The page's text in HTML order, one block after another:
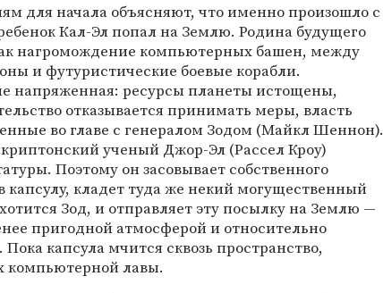
для начала объясняют, что именно произошло с
Кал-Эл попал на Землю. Родина будущего
нагромождение компьютерных башен, между
и футуристические боевые корабли.
напряженная: ресурсы планеты истощены,
отказывается принимать меры, власть
во главе с генералом Зодом (Майкл Шеннон).
ученый Джор-Эл (Рассел Кроу)
Поэтому он засовывает собственного
капсулу, кладет туда же некий могущественный
Зод, и отправляет эту посылку на Землю —
пригодной атмосферой и относительно
капсула мчится сквозь пространство,
компьютерной лавы.